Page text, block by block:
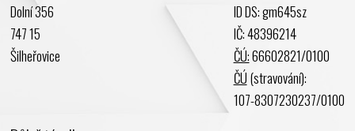
Leden 2024
Listopad 2023
Dolní 356
747 15
Šilheřovice
ID DS: gm645sz
IČ: 48396214
ČÚ:66602821/0100
ČÚ (stravování):
107-8307230237/0100